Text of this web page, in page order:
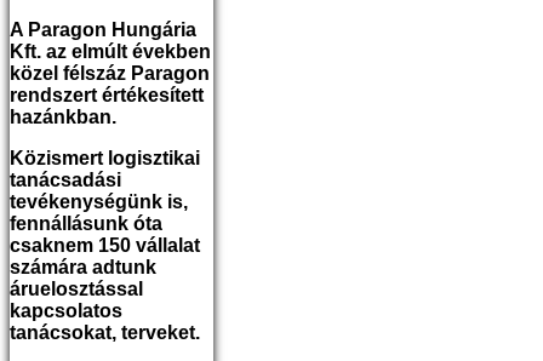
A Paragon Hungária
Kft. az elmúlt években
közel félszáz Paragon
rendszert értékesített
hazánkban.
Közismert logisztikai
tanácsadási
tevékenységünk is,
fennállásunk óta
csaknem 150 vállalat
számára adtunk
áruelosztással
kapcsolatos
tanácsokat, terveket.